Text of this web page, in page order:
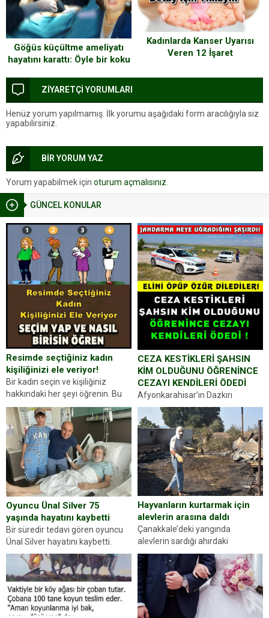
GÜNCEL KONULAR
Resimde seçtiğiniz kadın
kişiliğinizi ele veriyor!
Bir kadın seçin ve kişiliğiniz
hakkındaki her şeyi öğrenin. Bu
kez karşınıza oldukça farklı bir
kişilik testiyle çıkıyoruz. Resimde
gördüğünüz kadın figürlerinden
dikkatinizi en...
CEZA KESTİKLERİ ŞAHSIN
KİM OLDUĞUNU ÖĞRENİNCE
CEZAYI KENDİLERİ ÖDEDİ
Afyonkarahisar’ın Dazkırı
ilçesinde trafik uygulaması
yapan jandarma ekipleri
durdurdukları bir otomobilin
sürücüsünden ehliyet ve ruhsat
sorup belgelerini istedi. Sürücü
Abdurrahman Ö.nün verdiği
evraklarda eksik olduğunu...
Oyuncu Ünal Silver 75
yaşında hayatını kaybetti
Bir süredir tedavi gören oyuncu
Ünal Silver hayatını kaybetti.
Haberi, oyuncunun menajerlik
ajansı duyurdu. Renda Güner,
sosyal medya hesabında “Usta
Oyuncumuz ve çok değerli
dostumuz...
Hayvanların kurtarmak için
alevlerin arasına daldı
Çanakkale’deki yangında
alevlerin sardığı ahırdaki
hayvanlarını kurtarmak isteyen
Zeki Demir (66) ölümden döndü.
Yüzünde ve ellerinde yanıklar
oluşan Demir, kâbus dolu anları
anlattı… Merkeze bağlı...
Göğüs küçültme ameliyatı
hayatını karattı: Öyle bir koku
aradık kokan etimmiş, doktor
kadınlığımı çaldı
Kadınlarda Kanser Uyarısı
Veren 12 İşaret
ZİYARETÇİ YORUMLARI
Henüz yorum yapılmamış. İlk yorumu aşağıdaki form aracılığıyla siz
yapabilirsiniz.
BİR YORUM YAZ
Yorum yapabilmek için oturum açmalısınız.